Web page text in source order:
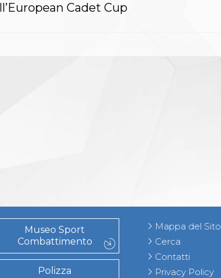
Cadet Cup
Museo Sport
Combattimento
Polizza
Mappa del Sito
Cerca
Contatti
Privacy Policy